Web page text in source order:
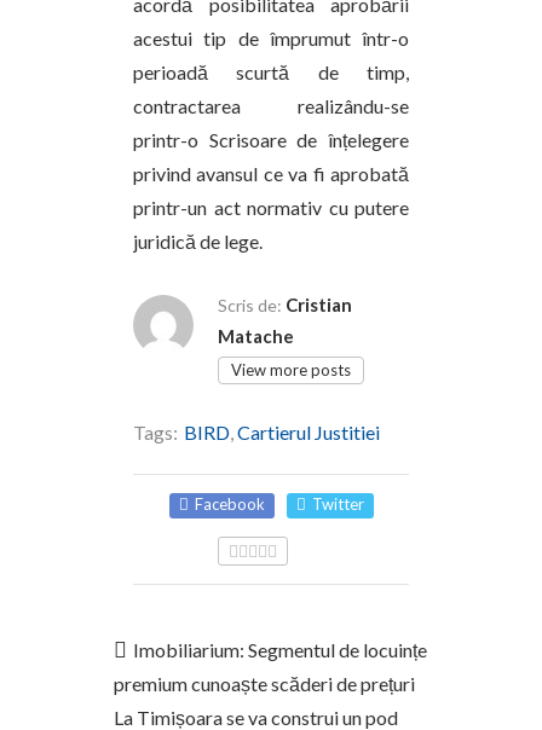
acestui tip de împrumut într-o
perioadă scurtă de timp,
contractarea realizându-se
printr-o Scrisoare de înțelegere
privind avansul ce va fi aprobată
printr-un act normativ cu putere
juridică de lege.
Scris de: Cristian
Matache
View more posts
Tags: BIRD,Cartierul Justitiei
Facebook Twitter
Imobiliarium: Segmentul de locuințe
premium cunoaște scăderi de prețuri
La Timișoara se va construi un pod